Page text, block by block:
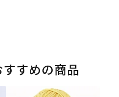
すめの商品